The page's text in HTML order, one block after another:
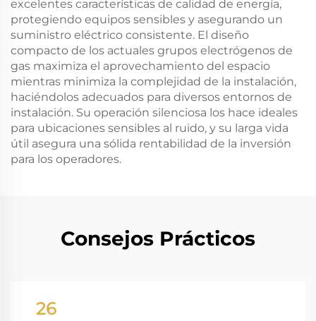
excelentes características de calidad de energía,
protegiendo equipos sensibles y asegurando un
suministro eléctrico consistente. El diseño
compacto de los actuales grupos electrógenos de
gas maximiza el aprovechamiento del espacio
mientras minimiza la complejidad de la instalación,
haciéndolos adecuados para diversos entornos de
instalación. Su operación silenciosa los hace ideales
para ubicaciones sensibles al ruido, y su larga vida
útil asegura una sólida rentabilidad de la inversión
para los operadores.
Consejos Prácticos
26